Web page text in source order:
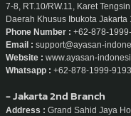
7-8, RT.10/RW.11, Karet
Daerah Khusus Ibukota Jakarta
Phone Number : +62-878-
Email : support@ayasan-
Website : www.ayasan-
Whatsapp : +62-878-1999-9193
- Jakarta 2nd Branch
Address : Grand Sahid Jaya